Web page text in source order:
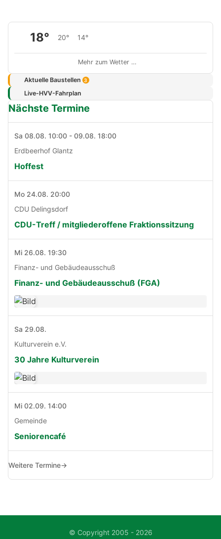
18° 20° 14°
Mehr zum Wetter …
Aktuelle Baustellen 3
Live-HVV-Fahrplan
Nächste Termine
Sa 08.08. 10:00 - 09.08. 18:00
Erdbeerhof Glantz
Hoffest
Mo 24.08. 20:00
CDU Delingsdorf
CDU-Treff / mitgliederoffene Fraktionssitzung
Mi 26.08. 19:30
Finanz- und Gebäudeausschuß
Finanz- und Gebäudeausschuß (FGA)
Sa 29.08.
Kulturverein e.V.
30 Jahre Kulturverein
Mi 02.09. 14:00
Gemeinde
Seniorencafé
Weitere Termine→
© Copyright 2005 - 2026